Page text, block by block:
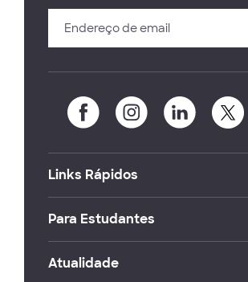
Links Rápidos
Para Estudantes
Atualidade